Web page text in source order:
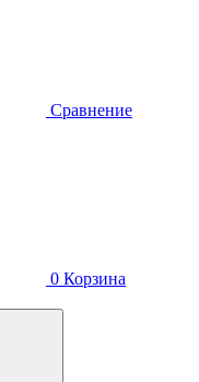
Сравнение
0 Корзина